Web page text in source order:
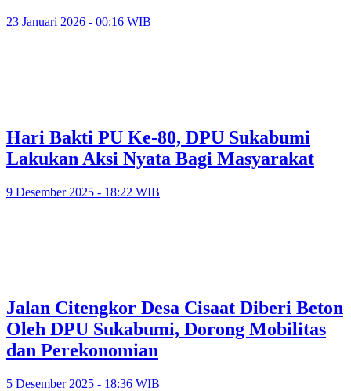
23 Januari 2026 - 00:16 WIB
Hari Bakti PU Ke-80, DPU Sukabumi
Lakukan Aksi Nyata Bagi Masyarakat
9 Desember 2025 - 18:22 WIB
Jalan Citengkor Desa Cisaat Diberi Beton
Oleh DPU Sukabumi, Dorong Mobilitas
dan Perekonomian
5 Desember 2025 - 18:36 WIB